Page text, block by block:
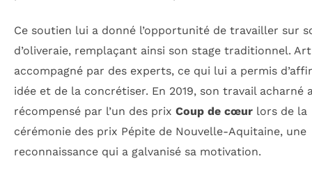
Ce soutien lui a donné l’opportunité de travailler sur
d’oliveraie, remplaçant ainsi son stage traditionnel.
accompagné par des experts, ce qui lui a permis
idée et de la concrétiser. En 2019, son travail acharné
récompensé par l’un des prix Coup de cœur lors de la
cérémonie des prix Pépite de Nouvelle-Aquitaine, une
reconnaissance qui a galvanisé sa motivation.